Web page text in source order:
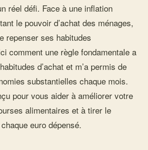
réel défi. Face à une inflation
le pouvoir d’achat des ménages,
repenser ses habitudes
comment une règle fondamentale a
d’achat et m’a permis de
substantielles chaque mois.
pour vous aider à améliorer votre
alimentaires et à tirer le
euro dépensé.